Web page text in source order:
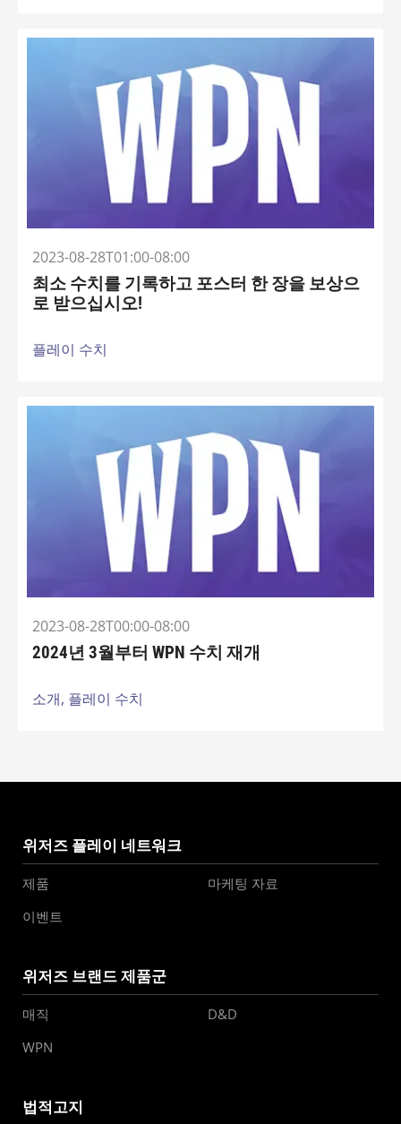
2023-08-28T01:00-08:00
최소 수치를 기록하고 포스터 한 장을 보상으
로 받으십시오!
플레이 수치
2023-08-28T00:00-08:00
2024년 3월부터 WPN 수치 재개
소개, 플레이 수치
위저즈 플레이 네트워크
제품
마케팅 자료
이벤트
위저즈 브랜드 제품군
매직
D&D
WPN
법적고지